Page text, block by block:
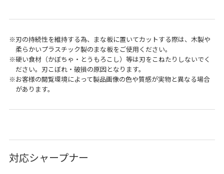
刃の持続性を維持する為、まな板に置いてカットする際は、木製や
柔らかいプラスチック製のまな板をご使用ください。
硬い食材（かぼちゃ・とうもろこし）等は刃をこねたりしないでく
ださい。刃こぼれ・破損の原因となります。
お客様の閲覧環境によって製品画像の色や質感が実物と異なる場合
があります。
対応シャープナー